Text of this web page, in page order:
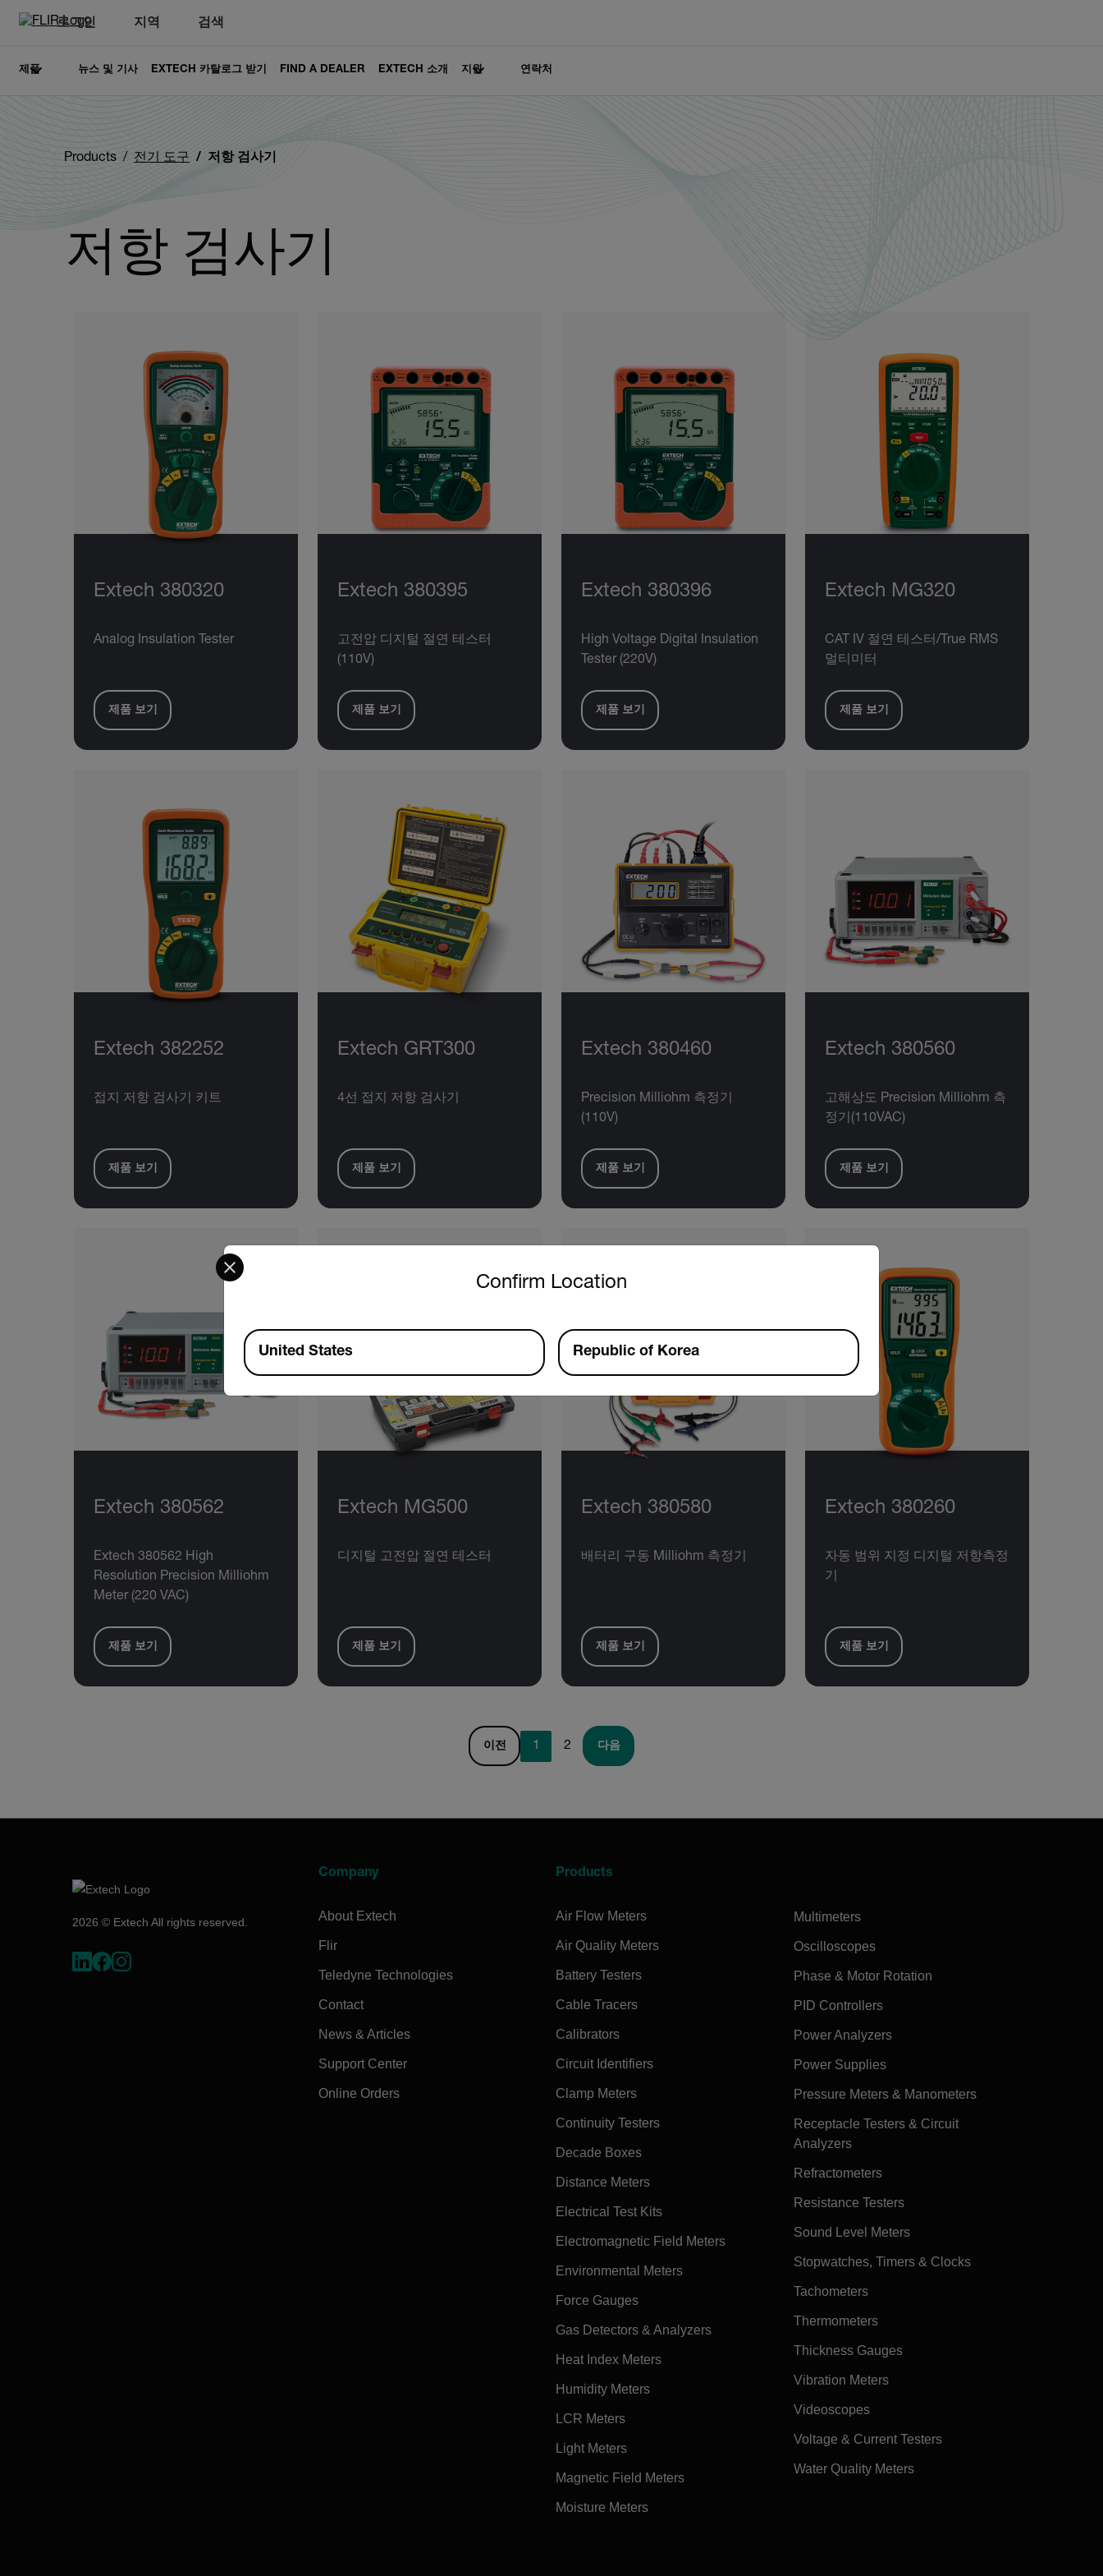
로그인 지역 검색
제품 뉴스 및 기사 EXTECH 카탈로그 받기 FIND A DEALER EXTECH 소개 지원 연락처
Products 전기 도구 저항 검사기
저항 검사기
Extech 380320
Analog Insulation Tester
제품 보기
Extech 380395
고전압 디지털 절연 테스터
(110V)
제품 보기
Extech 380396
High Voltage Digital Insulation
Tester (220V)
제품 보기
Extech MG320
CAT IV 절연 테스터/True RMS
멀티미터
제품 보기
Extech 382252
접지 저항 검사기 키트
제품 보기
Extech GRT300
4선 접지 저항 검사기
제품 보기
Extech 380460
Precision Milliohm 측정기
(110V)
제품 보기
Extech 380560
고해상도 Precision Milliohm 측
정기(110VAC)
제품 보기
Extech 380562
Extech 380562 High
Resolution Precision Milliohm
Meter (220 VAC)
제품 보기
Extech MG500
디지털 고전압 절연 테스터
제품 보기
Extech 380580
배터리 구동 Milliohm 측정기
제품 보기
Extech 380260
자동 범위 지정 디지털 저항측정
기
제품 보기
이전 1 2 다음
2026 © Extech All rights reserved.
Company
About Extech
Flir
Teledyne Technologies
Contact
News & Articles
Support Center
Online Orders
Products
Air Flow Meters
Air Quality Meters
Battery Testers
Cable Tracers
Calibrators
Circuit Identifiers
Clamp Meters
Continuity Testers
Decade Boxes
Distance Meters
Electrical Test Kits
Electromagnetic Field Meters
Environmental Meters
Force Gauges
Gas Detectors & Analyzers
Heat Index Meters
Humidity Meters
LCR Meters
Light Meters
Magnetic Field Meters
Moisture Meters
Multimeters
Oscilloscopes
Phase & Motor Rotation
PID Controllers
Power Analyzers
Power Supplies
Pressure Meters & Manometers
Receptacle Testers & Circuit
Analyzers
Refractometers
Resistance Testers
Sound Level Meters
Stopwatches, Timers & Clocks
Tachometers
Thermometers
Thickness Gauges
Vibration Meters
Videoscopes
Voltage & Current Testers
Water Quality Meters
Confirm Location
Select your preferred country and language from the options below to access the appropriate version of our website.
Available Locations
United States Republic of Korea